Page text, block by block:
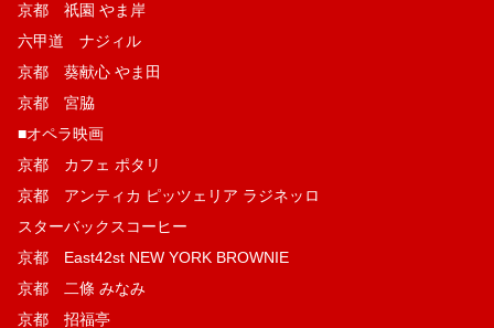
京都 祇園 やま岸
六甲道 ナジィル
京都 葵献心 やま田
京都 宮脇
■オペラ映画
京都 カフェ ポタリ
京都 アンティカ ピッツェリア ラジネッロ
スターバックスコーヒー
京都 East42st NEW YORK BROWNIE
京都 二條 みなみ
京都 招福亭